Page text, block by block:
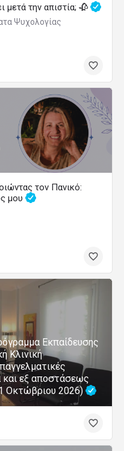
μετά την απιστία; 🥀
Ψυχολογίας
τον Πανικό:
μου
Εκπαίδευσης
Κλινική
και εξ αποστάσεως
Οκτώβριου 2026)